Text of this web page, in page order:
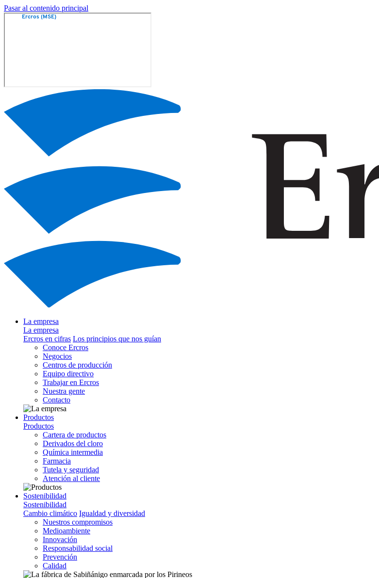
Pasar al contenido principal
La empresa
La empresa
Ercros en cifras Los principios que nos guían
Conoce Ercros
Negocios
Centros de producción
Equipo directivo
Trabajar en Ercros
Nuestra gente
Contacto
Productos
Productos
Cartera de productos
Derivados del cloro
Química intermedia
Farmacia
Tutela y seguridad
Atención al cliente
Sostenibilidad
Sostenibilidad
Cambio climático Igualdad y diversidad
Nuestros compromisos
Medioambiente
Innovación
Responsabilidad social
Prevención
Calidad